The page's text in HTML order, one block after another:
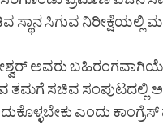
ಸಿಗುವ ನಿರೀಕ್ಷೆಯಲ್ಲಿ
ಅವರು ಬಹಿರಂಗವಾಗಿಯೇ
ತಮಗೆ ಸಚಿವ ಸಂಪುಟದಲ್ಲಿ
ಎಂದು ಕಾಂಗ್ರೆಸ್